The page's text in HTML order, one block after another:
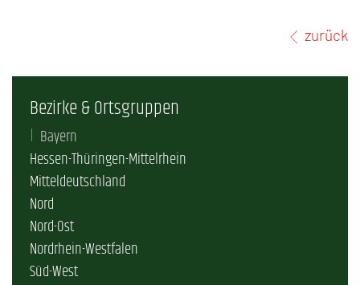
zurück
Bezirke & Ortsgruppen
Bayern
Hessen-Thüringen-Mittelrhein
Mitteldeutschland
Nord
Nord-Ost
Nordrhein-Westfalen
Süd-West